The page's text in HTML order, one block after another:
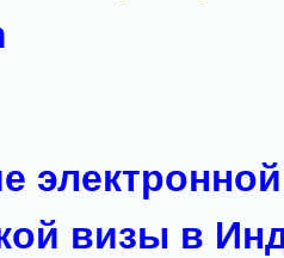
электронной
визы в